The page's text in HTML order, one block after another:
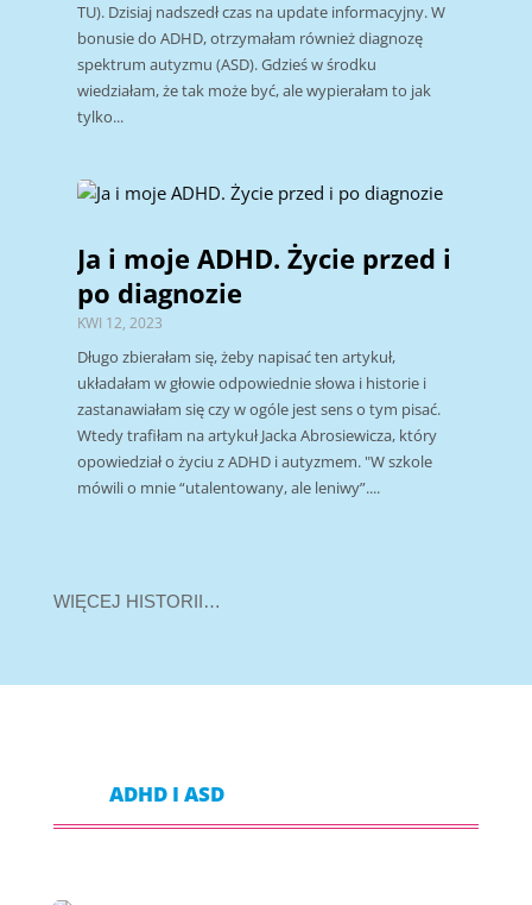
TU). Dzisiaj nadszedł czas na update informacyjny. W
bonusie do ADHD, otrzymałam również diagnozę
spektrum autyzmu (ASD). Gdzieś w środku
wiedziałam, że tak może być, ale wypierałam to jak
tylko...
Ja i moje ADHD. Życie przed i
po diagnozie
KWI 12, 2023
Długo zbierałam się, żeby napisać ten artykuł,
układałam w głowie odpowiednie słowa i historie i
zastanawiałam się czy w ogóle jest sens o tym pisać.
Wtedy trafiłam na artykuł Jacka Abrosiewicza, który
opowiedział o życiu z ADHD i autyzmem. "W szkole
mówili o mnie “utalentowany, ale leniwy”....
WIĘCEJ HISTORII…
ADHD I ASD